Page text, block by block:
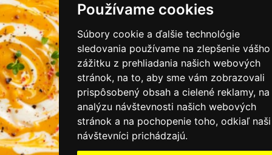
Používame cookies
Súbory cookie a ďalšie technológie
sledovania používame na zlepšenie vášho
zážitku z prehliadania našich webových
stránok, na to, aby sme vám zobrazovali
prispôsobený obsah a cielené reklamy, na
analýzu návštevnosti našich webových
stránok a na pochopenie toho, odkiaľ naši
návštevníci prichádzajú.
KONTAKTUJTE NÁS
PRIHLÁSIŤ SA DO ZÁKAZNÍCKEJ ZÓNY
Všeobecné obchodné podmienky
Ochrana osobných údajov
Cookies